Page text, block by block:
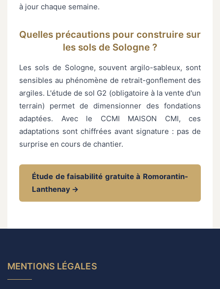
à jour chaque semaine.
Quelles précautions pour construire sur
les sols de Sologne ?
Les sols de Sologne, souvent argilo-sableux, sont
sensibles au phénomène de retrait-gonflement des
argiles. L'étude de sol G2 (obligatoire à la vente d'un
terrain) permet de dimensionner des fondations
adaptées. Avec le CCMI MAISON CMI, ces
adaptations sont chiffrées avant signature : pas de
surprise en cours de chantier.
Étude de faisabilité gratuite à Romorantin-
Lanthenay →
MENTIONS LÉGALES